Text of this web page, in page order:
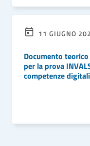
11 GIUGNO
Documento
per la prova
competenze digitali